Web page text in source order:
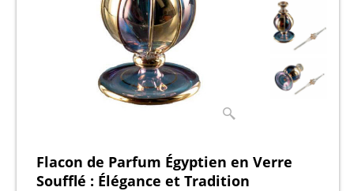
Flacon de Parfum Égyptien en Verre
Soufflé : Élégance et Tradition